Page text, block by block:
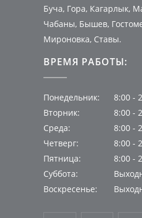
Буча, Гора, Кагарлык,
Чабаны, Бышев,
Мироновка, Ставы.
ВРЕМЯ РАБОТЫ:
Понедельник:
8:00 -
Вторник:
8:00 -
Среда:
8:00 -
Четверг:
8:00 -
Пятница:
8:00 -
Суббота:
Воскресенье: